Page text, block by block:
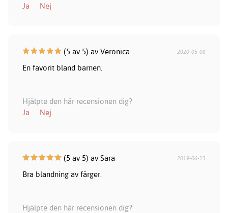
Ja
Nej
(5 av 5) av Veronica 2020-05-08
En favorit bland barnen.
Hjälpte den här recensionen dig?
Ja
Nej
(5 av 5) av Sara 2019-06-13
Bra blandning av färger.
Hjälpte den här recensionen dig?